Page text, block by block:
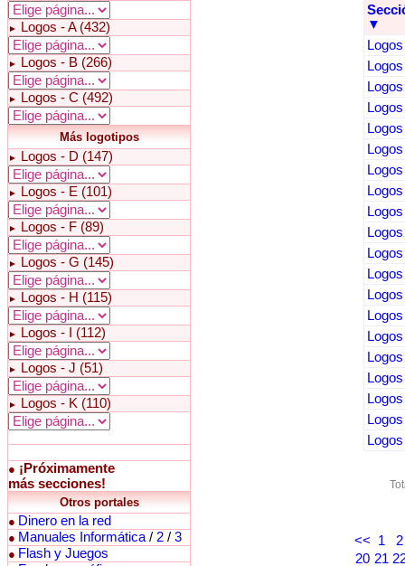
► Logos - A (432)
► Logos - B (266)
► Logos - C (492)
Más logotipos
► Logos - D (147)
► Logos - E (101)
► Logos - F (89)
► Logos - G (145)
► Logos - H (115)
► Logos - I (112)
► Logos - J (51)
► Logos - K (110)
● ¡Próximamente
más secciones!
Otros portales
● Dinero en la red
● Manuales Informática / 2 / 3
● Flash y Juegos
▼
<< 1
2
20 21